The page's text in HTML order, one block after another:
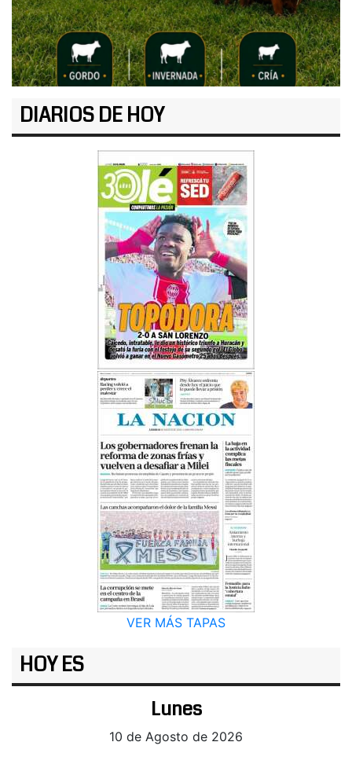
DIARIOS DE HOY
VER MÁS TAPAS
HOY ES
Lunes
10 de Agosto de 2026